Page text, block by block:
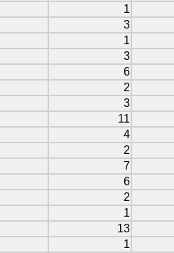
1
3
1
3
6
2
3
11
4
2
7
6
2
1
13
1